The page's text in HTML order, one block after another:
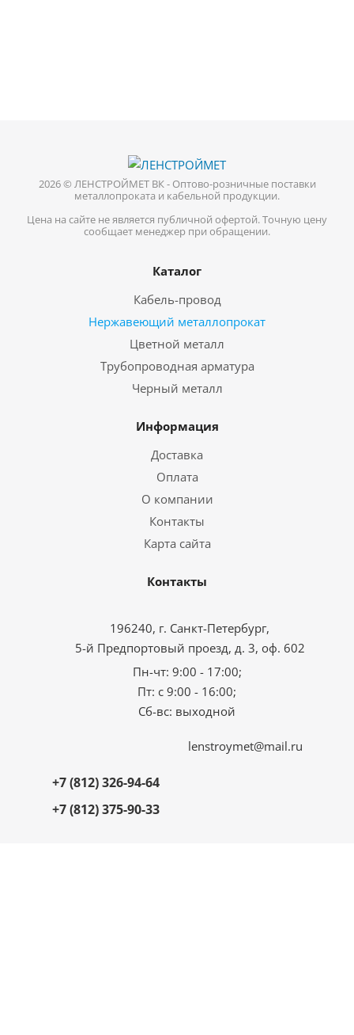
2026 © ЛЕНСТРОЙМЕТ ВК - Оптово-розничные поставки
металлопроката и кабельной продукции.
Цена на сайте не является публичной офертой. Точную цену
сообщает менеджер при обращении.
Каталог
Кабель-провод
Нержавеющий металлопрокат
Цветной металл
Трубопроводная арматура
Черный металл
Информация
Доставка
Оплата
О компании
Контакты
Карта сайта
Контакты
196240, г. Санкт-Петербург,
5-й Предпортовый проезд, д. 3, оф. 602
Пн-чт: 9:00 - 17:00;
Пт: с 9:00 - 16:00;
Сб-вс: выходной
+7 (812) 326-94-64
+7 (812) 375-90-33
lenstroymet@mail.ru